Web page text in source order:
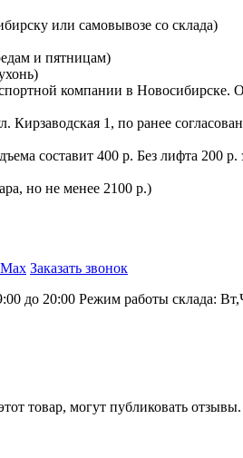
или самовывозе со склада)
и пятницам)
компании в Новосибирске.
Кирзаводская 1, по ранее
составит 400 р. Без лифта 200
но не менее 2100 р.)
Заказать звонок
до 20:00 Режим работы склада:
товар, могут публиковать отзывы.